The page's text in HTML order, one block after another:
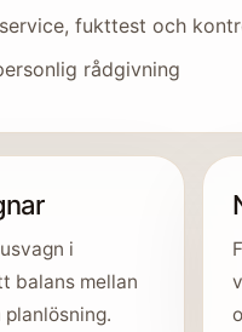
fukttest och
rådgivning
i
balans mellan